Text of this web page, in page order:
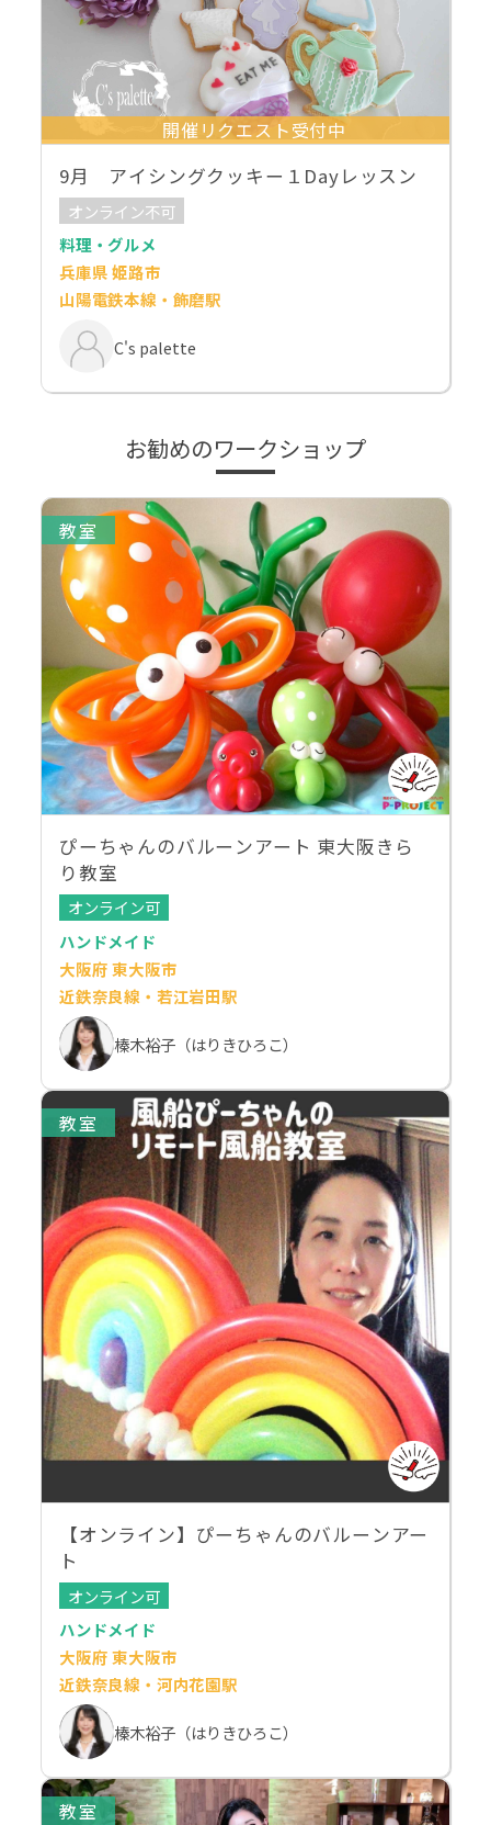
開催リクエスト受付中
9月 アイシングクッキー１Dayレッスン
オンライン不可
料理・グルメ
兵庫県 姫路市
山陽電鉄本線・飾磨駅
C's palette
お勧めのワークショップ
教室
ぴーちゃんのバルーンアート 東大阪きら
り教室
オンライン可
ハンドメイド
大阪府 東大阪市
近鉄奈良線・若江岩田駅
榛木裕子（はりきひろこ）
教室
【オンライン】ぴーちゃんのバルーンアー
ト
オンライン可
ハンドメイド
大阪府 東大阪市
近鉄奈良線・河内花園駅
榛木裕子（はりきひろこ）
教室